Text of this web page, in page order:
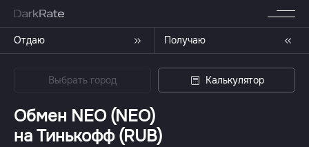
Отдаю Получаю
Выбрать город Калькулятор
Обмен NEO (NEO)
на Тинькофф (RUB)